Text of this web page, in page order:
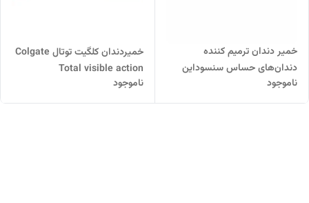
خمیر دندان ترمیم کننده
دندان‌های حساس سنسوداین
ریپیر پروتکت | 75 میل
ناموجود
خمیردندان کلگیت توتال Colgate
Total visible action
ناموجود